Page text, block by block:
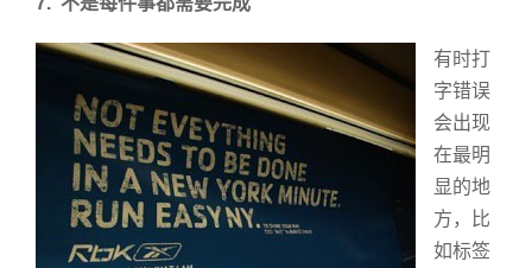
有时打
字错误
会出现
在最明
显的地
方，比
如标签